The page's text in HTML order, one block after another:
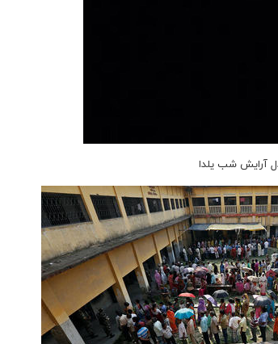
آرایش شب یلدا